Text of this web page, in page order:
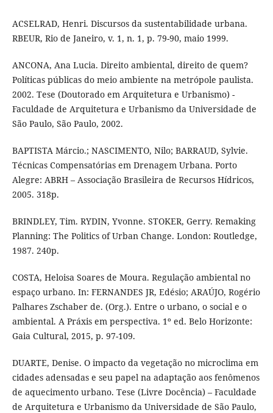
ACSELRAD, Henri. Discursos da sustentabilidade urbana.
RBEUR, Rio de Janeiro, v. 1, n. 1, p. 79-90, maio 1999.
ANCONA, Ana Lucia. Direito ambiental, direito de quem?
Políticas públicas do meio ambiente na metrópole paulista.
2002. Tese (Doutorado em Arquitetura e Urbanismo) -
Faculdade de Arquitetura e Urbanismo da Universidade de
São Paulo, São Paulo, 2002.
BAPTISTA Márcio.; NASCIMENTO, Nilo; BARRAUD, Sylvie.
Técnicas Compensatórias em Drenagem Urbana. Porto
Alegre: ABRH – Associação Brasileira de Recursos Hídricos,
2005. 318p.
BRINDLEY, Tim. RYDIN, Yvonne. STOKER, Gerry. Remaking
Planning: The Politics of Urban Change. London: Routledge,
1987. 240p.
COSTA, Heloisa Soares de Moura. Regulação ambiental no
espaço urbano. In: FERNANDES JR, Edésio; ARAÚJO, Rogério
Palhares Zschaber de. (Org.). Entre o urbano, o social e o
ambiental. A Práxis em perspectiva. 1º ed. Belo Horizonte:
Gaia Cultural, 2015, p. 97-109.
DUARTE, Denise. O impacto da vegetação no microclima em
cidades adensadas e seu papel na adaptação aos fenômenos
de aquecimento urbano. Tese (Livre Docência) – Faculdade
de Arquitetura e Urbanismo da Universidade de São Paulo,